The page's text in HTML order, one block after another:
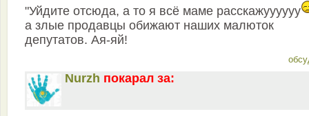
"Уйдите отсюда, а то я всё маме расскажуууууу
а злые продавцы обижают наших малюток
депутатов. Ая-яй!
Nurzh покарал за: